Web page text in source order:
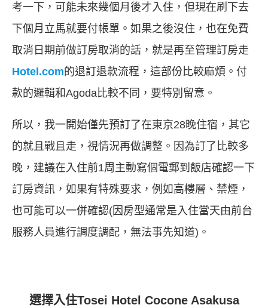
考一下，可能未來幾個月後才入住，但現在刷下去
下個月立馬就要付帳單。如果之後沒住，也在免費
取消日期前做訂房取消的話，就是再至管理訂房走
Hotel.com的退訂退款流程，這部份比較麻煩。付
款的邏輯和Agoda比較不同，要特別留意。
所以，我一開始僅先預訂了在東京28晚住宿，其它
的就且戰且走，視情況再做調整。因為訂了比較多
晚，建議在入住前1周主動寫個電郵到飯店確認一下
訂房資訊，如果有特殊要求，例如高樓層、禁煙，
也可能可以一併確認(因房型通常是入住當天由前台
服務人員進行調度調配，無法事先知道)。
選擇入住Tosei Hotel Cocone Asakusa